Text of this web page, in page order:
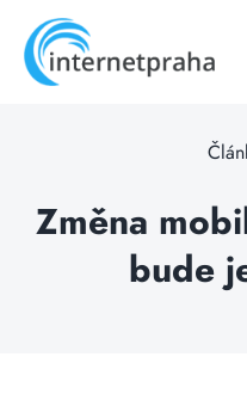
content
Změna
bude